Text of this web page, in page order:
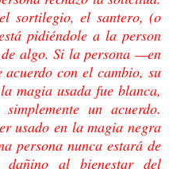
sortilegio, el santero, (o
pidiéndole a la person
algo. Si la persona —en
acuerdo con el cambio, su
magia usada fue blanca,
un acuerdo.
usado en la magia negra
persona nunca estará de
dañino al bienestar del